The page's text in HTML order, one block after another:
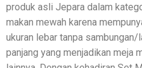
produk asli Jepara dalam
makan mewah karena
ukuran lebar tanpa
panjang yang menjadikan meja